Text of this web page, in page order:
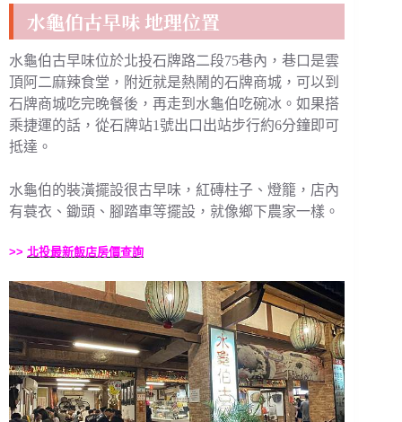
水龜伯古早味 地理位置
水龜伯古早味位於北投石牌路二段75巷內，巷口是雲
頂阿二麻辣食堂，附近就是熱鬧的石牌商城，可以到
石牌商城吃完晚餐後，再走到水龜伯吃碗冰。如果搭
乘捷運的話，從石牌站1號出口出站步行約6分鐘即可
抵達。
水龜伯的裝潢擺設很古早味，紅磚柱子、燈籠，店內
有蓑衣、鋤頭、腳踏車等擺設，就像鄉下農家一樣。
>> 北投最新飯店房價查詢